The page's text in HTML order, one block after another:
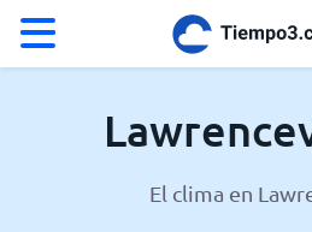
El clima en Lawrenceville
El clima en